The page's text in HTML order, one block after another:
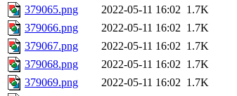
379065.png
2022-05-11 16:02 1.7K
379066.png
2022-05-11 16:02 1.7K
379067.png
2022-05-11 16:02 1.7K
379068.png
2022-05-11 16:02 1.7K
379069.png
2022-05-11 16:02 1.7K